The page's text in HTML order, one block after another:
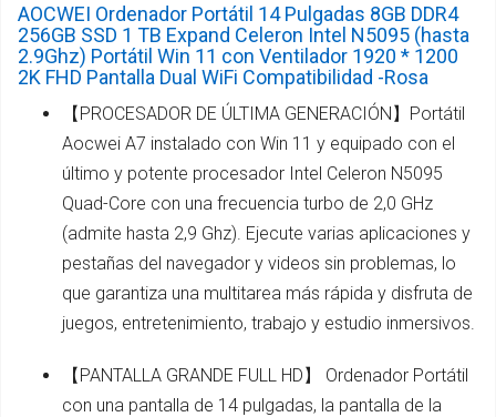
AOCWEI Ordenador Portátil 14 Pulgadas 8GB DDR4
256GB SSD 1 TB Expand Celeron Intel N5095 (hasta
2.9Ghz) Portátil Win 11 con Ventilador 1920 * 1200
2K FHD Pantalla Dual WiFi Compatibilidad -Rosa
【PROCESADOR DE ÚLTIMA GENERACIÓN】Portátil
Aocwei A7 instalado con Win 11 y equipado con el
último y potente procesador Intel Celeron N5095
Quad-Core con una frecuencia turbo de 2,0 GHz
(admite hasta 2,9 Ghz). Ejecute varias aplicaciones y
pestañas del navegador y videos sin problemas, lo
que garantiza una multitarea más rápida y disfruta de
juegos, entretenimiento, trabajo y estudio inmersivos.
【PANTALLA GRANDE FULL HD】 Ordenador Portátil
con una pantalla de 14 pulgadas, la pantalla de la